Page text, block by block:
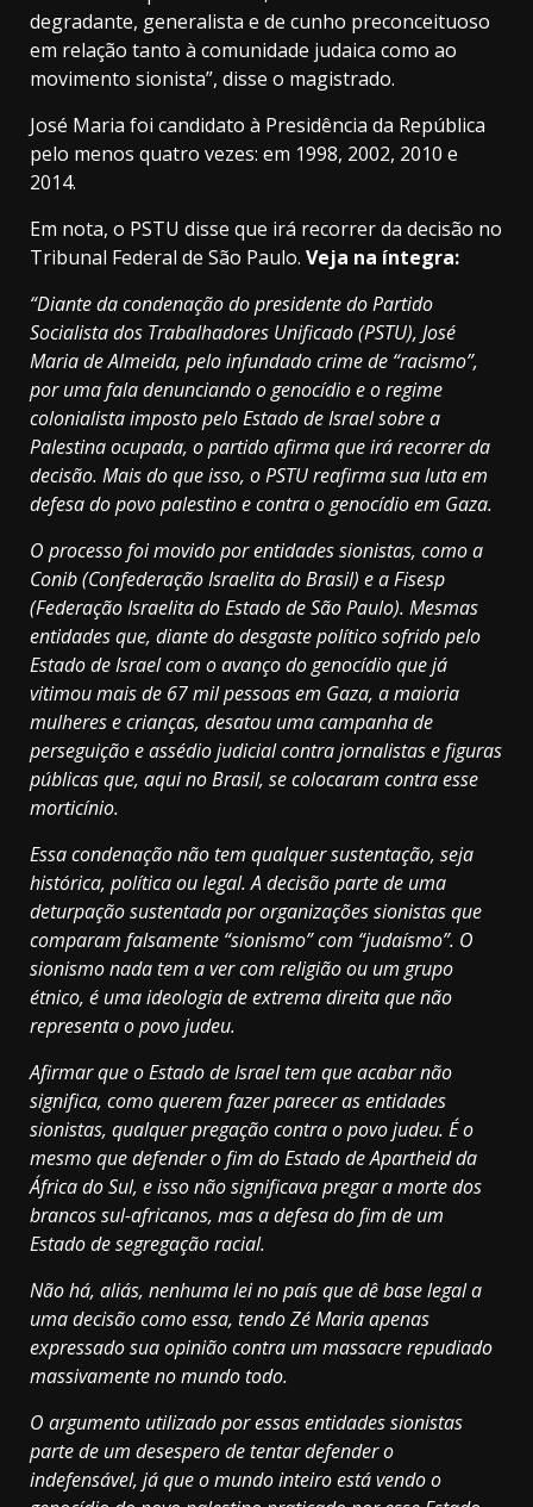
degradante, generalista e de cunho preconceituoso
em relação tanto à comunidade judaica como ao
movimento sionista”, disse o magistrado.
José Maria foi candidato à Presidência da República
pelo menos quatro vezes: em 1998, 2002, 2010 e
2014.
Em nota, o PSTU disse que irá recorrer da decisão no
Tribunal Federal de São Paulo. Veja na íntegra:
“Diante da condenação do presidente do Partido
Socialista dos Trabalhadores Unificado (PSTU), José
Maria de Almeida, pelo infundado crime de “racismo”,
por uma fala denunciando o genocídio e o regime
colonialista imposto pelo Estado de Israel sobre a
Palestina ocupada, o partido afirma que irá recorrer da
decisão. Mais do que isso, o PSTU reafirma sua luta em
defesa do povo palestino e contra o genocídio em Gaza.
O processo foi movido por entidades sionistas, como a
Conib (Confederação Israelita do Brasil) e a Fisesp
(Federação Israelita do Estado de São Paulo). Mesmas
entidades que, diante do desgaste político sofrido pelo
Estado de Israel com o avanço do genocídio que já
vitimou mais de 67 mil pessoas em Gaza, a maioria
mulheres e crianças, desatou uma campanha de
perseguição e assédio judicial contra jornalistas e figuras
públicas que, aqui no Brasil, se colocaram contra esse
morticínio.
Essa condenação não tem qualquer sustentação, seja
histórica, política ou legal. A decisão parte de uma
deturpação sustentada por organizações sionistas que
comparam falsamente “sionismo” com “judaísmo”. O
sionismo nada tem a ver com religião ou um grupo
étnico, é uma ideologia de extrema direita que não
representa o povo judeu.
Afirmar que o Estado de Israel tem que acabar não
significa, como querem fazer parecer as entidades
sionistas, qualquer pregação contra o povo judeu. É o
mesmo que defender o fim do Estado de Apartheid da
África do Sul, e isso não significava pregar a morte dos
brancos sul-africanos, mas a defesa do fim de um
Estado de segregação racial.
Não há, aliás, nenhuma lei no país que dê base legal a
uma decisão como essa, tendo Zé Maria apenas
expressado sua opinião contra um massacre repudiado
massivamente no mundo todo.
O argumento utilizado por essas entidades sionistas
parte de um desespero de tentar defender o
indefensável, já que o mundo inteiro está vendo o